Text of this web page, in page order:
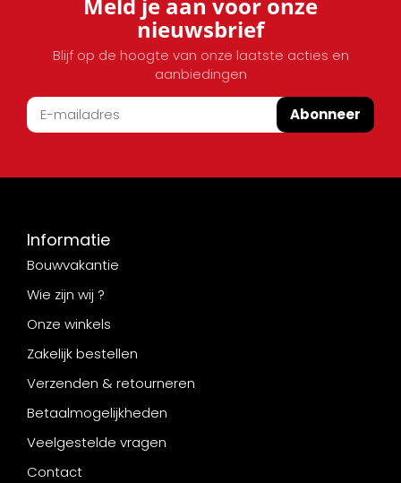
nieuwsbrief
Blijf op de hoogte van onze laatste acties en
aanbiedingen
Abonneer
Informatie
Bouwvakantie
Wie zijn wij ?
Onze winkels
Zakelijk bestellen
Verzenden & retourneren
Betaalmogelijkheden
Veelgestelde vragen
Contact